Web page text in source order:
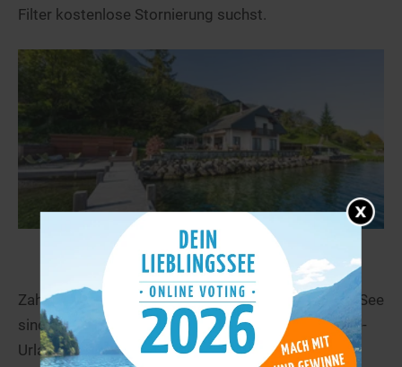
Filter kostenlose Stornierung suchst.
Ferienwohnungen in Seenähe
Zahlreiche Ferienwohnungen und Ferienhäuser am See
sind eine günstige Alternative für den nächsten See-
Urlaub.